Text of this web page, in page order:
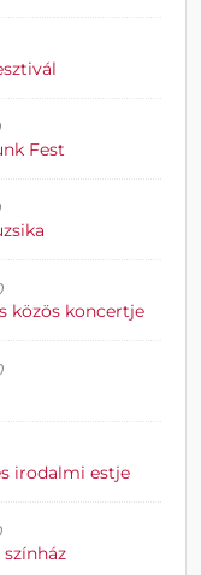
Fest
közös koncertje
irodalmi estje